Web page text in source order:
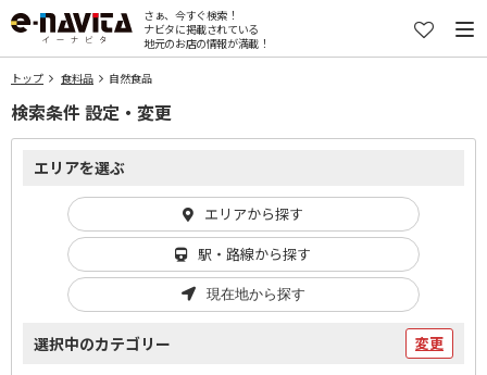
さぁ、今すぐ検索！
ナビタに掲載されている
地元のお店の情報が満載！
トップ 食料品 自然食品
検索条件 設定・変更
エリアを選ぶ
エリアから探す
駅・路線から探す
現在地から探す
選択中のカテゴリー 変更